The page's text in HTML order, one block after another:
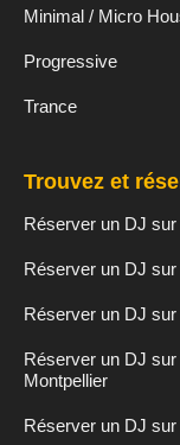
Minimal / Micro
Progressive
Trance
Trouvez et
Réserver un DJ sur
Réserver un DJ
Réserver un DJ
Réserver un DJ sur
Montpellier
Réserver un DJ sur